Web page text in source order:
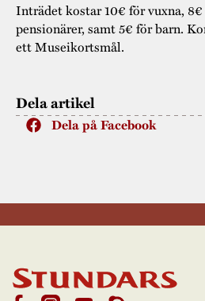
Dela artikel
Dela på Facebook
Inträdet kostar 10€ för vuxna,
pensionärer, samt 5€ för barn.
ett Museikortsmål.